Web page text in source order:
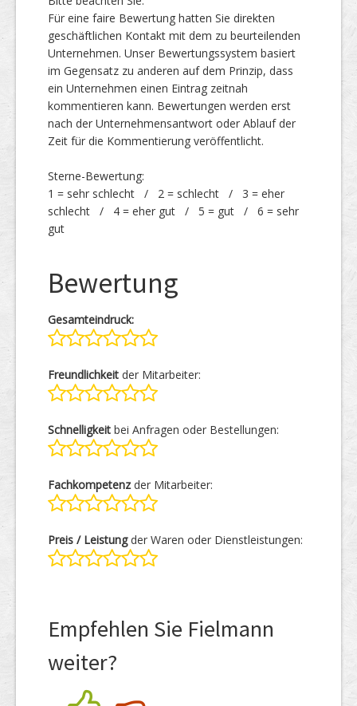
Für eine faire Bewertung hatten Sie direkten
geschäftlichen Kontakt mit dem zu beurteilenden
Unternehmen. Unser Bewertungssystem basiert
im Gegensatz zu anderen auf dem Prinzip, dass
ein Unternehmen einen Eintrag zeitnah
kommentieren kann. Bewertungen werden erst
nach der Unternehmensantwort oder Ablauf der
Zeit für die Kommentierung veröffentlicht.
Sterne-Bewertung:
1 = sehr schlecht / 2 = schlecht / 3 = eher
schlecht / 4 = eher gut / 5 = gut / 6 = sehr
gut
Bewertung
Gesamteindruck:
Freundlichkeit der Mitarbeiter:
Schnelligkeit bei Anfragen oder Bestellungen:
Fachkompetenzder Mitarbeiter:
Preis / Leistungder Waren oder Dienstleistungen:
Empfehlen Sie Fielmann
weiter?